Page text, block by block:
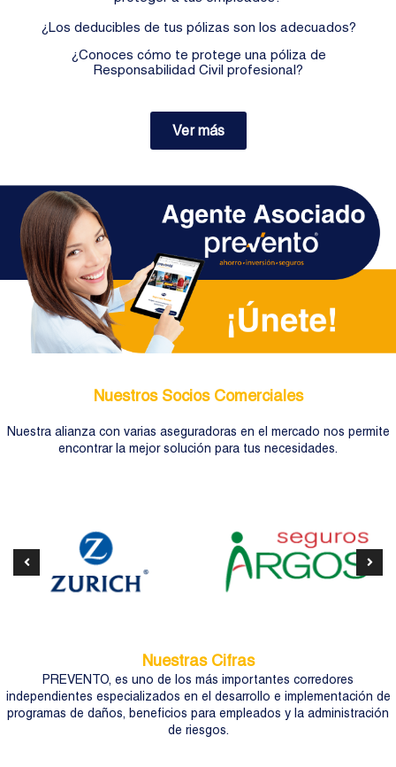
¿Los deducibles de tus pólizas son los adecuados?
¿Conoces cómo te protege una póliza de
Responsabilidad Civil profesional?
Ver más
Nuestros Socios Comerciales
Nuestra alianza con varias aseguradoras en el mercado nos permite
encontrar la mejor solución para tus necesidades.
Nuestras Cifras
PREVENTO, es uno de los más importantes corredores
independientes especializados en el desarrollo e implementación de
programas de daños, beneficios para empleados y la administración
de riesgos.